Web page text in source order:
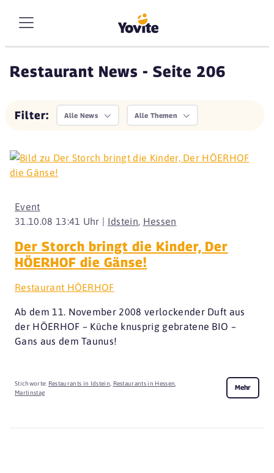
Restaurant News - Seite 206
Filter: Alle News Alle Themen
31.10.08 13:41 Uhr | Idstein, Hessen
Event
Der Storch bringt die Kinder, Der
HÖERHOF die Gänse!
Restaurant HÖERHOF
Ab dem 11. November 2008 verlockender Duft aus
der HÖERHOF – Küche knusprig gebratene BIO –
Gans aus dem Taunus!
Stichworte: Restaurants in Idstein Restaurants in Hessen
Martinstag
Mehr